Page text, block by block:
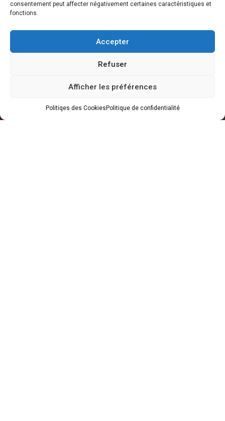
consentement peut affecter négativement certaines caractéristiques et
fonctions.
Accepter
Refuser
Afficher les préférences
Politiqes des Cookies Politique de confidentialité
Agences
11 Patrice Lumumba Road, Block B: 2ème étage, Airport
P.O. Box TD623, Takoradi, Ghana
Atelier de Tema-Plot #IND/A/10 Steel Works Road, Industrial Area, Tema,